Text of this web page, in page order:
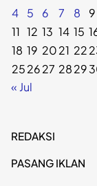
4
5 6 7 8 9
11 12 13 14 15
18 19 2021 22
252627 2829
« Jul
REDAKSI
PASANG IKLAN